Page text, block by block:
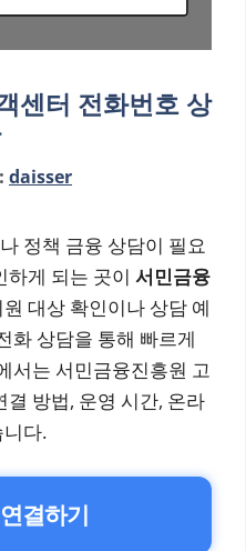
센터 전화번호 상
daisser
정책 금융 상담이 필요
하게 되는 곳이 서민금융
대상 확인이나 상담 예
화 상담을 통해 빠르게
서는 서민금융진흥원 고
방법, 운영 시간, 온라
다.
결하기